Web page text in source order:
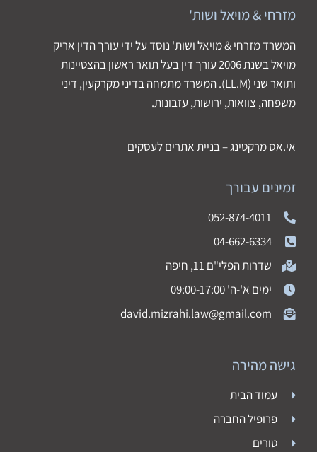
מזרחי & מויאל ושות'
המשרד מזרחי & מויאל ושות' נוסד על ידי עורך הדין אריק
מויאל בשנת 2006 עורך דין בעל תואר ראשון בהצטיינות
ותואר שני (LL.M). המשרד מתמחה בדיני מקרקעין, דיני
משפחה, צוואות, ירושות, עזבונות.
אי.אס מרקטינג – בניית אתרים לעסקים
זמינים עבורך
052-874-4011
04-662-6334
שדרות הפלי"ם 11, חיפה
ימים א'-ה' 09:00-17:00
david.mizrahi.law@gmail.com
גישה מהירה
עמוד הבית
פרופיל החברה
טורים